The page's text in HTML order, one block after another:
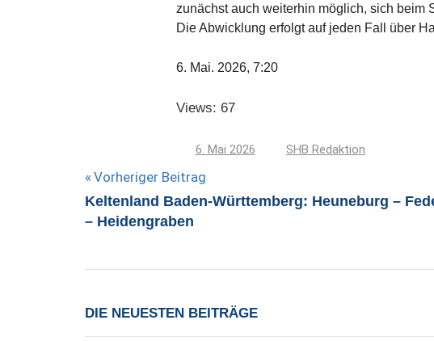
zunächst auch weiterhin möglich, sich beim
Die Abwicklung erfolgt auf jeden Fall über
6. Mai. 2026, 7:20
Views: 67
6. Mai 2026 SHB Redaktion
Beitragsnavigation
Vorheriger Beitrag
Keltenland Baden-Württemberg: Heuneburg –
– Heidengraben
DIE NEUESTEN BEITRÄGE